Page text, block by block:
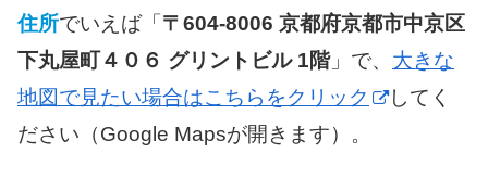
住所でいえば「 〒604-8006 京都府京都市中京区
下丸屋町４０６ グリントビル 1階」で、 大きな
地図で見たい場合はこちらをクリック
してく
ださい（Google Mapsが開きます）。